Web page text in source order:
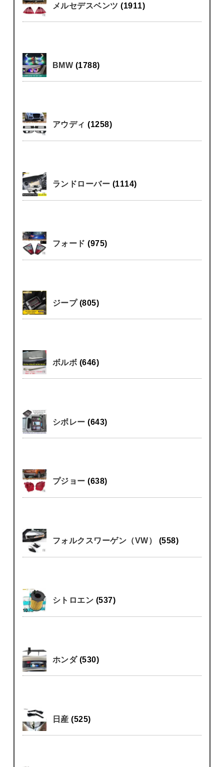
メルセデスベンツ(1911)
BMW (1788)
アウディ(1258)
ランドローバー (1114)
フォード(975)
ジープ (805)
ボルボ (646)
シボレー(643)
プジョー(638)
フォルクスワーゲン（VW） (558)
シトロエン (537)
ホンダ (530)
日産(525)